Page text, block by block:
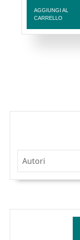
Paolo
AGGIUNGI AL
CARRELLO